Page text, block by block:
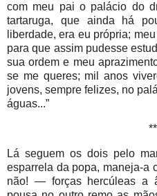
com meu pai o palácio do
tartaruga, que ainda há
liberdade, era eu própria;
para que assim pudesse
sua ordem e meu
se me queres; mil anos
jovens, sempre felizes, no
águas...”
Lá seguem os dois pelo
esparrela da popa, maneja-a
não! — forças hercúleas a